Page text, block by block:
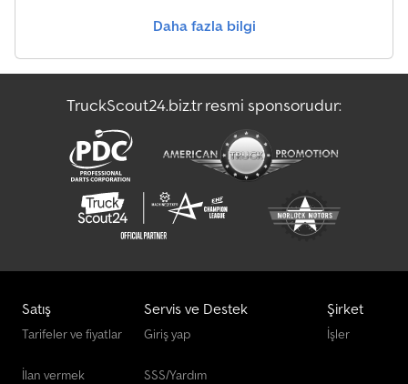
Ön Yükleyici
Daha fazla bilgi
TruckScout24.biz.tr resmi sponsorudur:
Satış
Tarifeler ve fiyatlar
İlan vermek
Servis ve Destek
Giriş yap
SSS/Yardım
Şirket
İşler